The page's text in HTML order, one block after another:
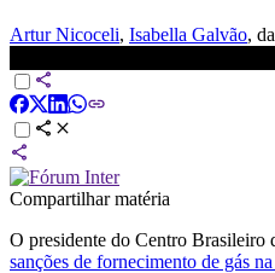
Artur Nicoceli, Isabella Galvão,
Compartilhar matéria
O presidente do Centro Brasileiro
sanções de fornecimento de gás